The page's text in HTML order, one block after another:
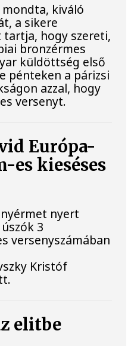
kiváló
a sikere
tartja, hogy szereti,
bronzérmes
küldöttség első
pénteken a párizsi
azzal, hogy
versenyt.
Európa-
es kieséses
nyert
3
versenyszámában
Kristóf
elitbe